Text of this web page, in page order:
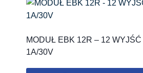
MODUŁ EBK 12R – 12 WYJŚĆ
1A/30V